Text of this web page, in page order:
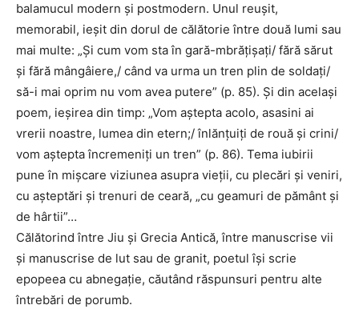
balamucul modern și postmodern. Unul reușit,
memorabil, ieșit din dorul de călătorie între două lumi sau
mai multe: „Și cum vom sta în gară-mbrățișați/ fără sărut
și fără mângâiere,/ când va urma un tren plin de soldați/
să-i mai oprim nu vom avea putere” (p. 85). Și din același
poem, ieșirea din timp: „Vom aștepta acolo, asasini ai
vrerii noastre, lumea din etern;/ înlănțuiți de rouă și crini/
vom aștepta încremeniți un tren” (p. 86). Tema iubirii
pune în mișcare viziunea asupra vieții, cu plecări și veniri,
cu așteptări și trenuri de ceară, „cu geamuri de pământ și
de hârtii”…
Călătorind între Jiu și Grecia Antică, între manuscrise vii
și manuscrise de lut sau de granit, poetul își scrie
epopeea cu abnegație, căutând răspunsuri pentru alte
întrebări de porumb.